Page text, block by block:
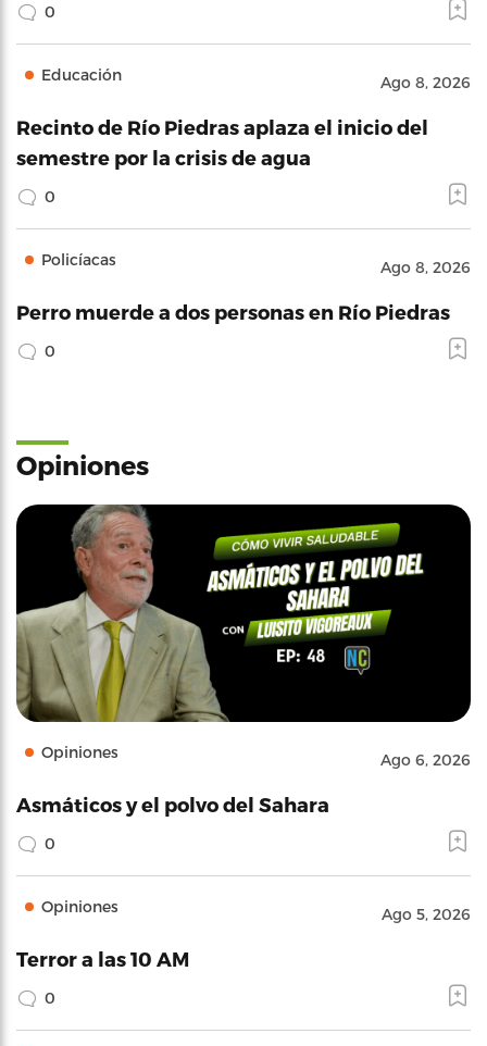
0
Educación Ago 8, 2026
Recinto de Río Piedras aplaza el inicio del
semestre por la crisis de agua
0
Policíacas Ago 8, 2026
Perro muerde a dos personas en Río Piedras
0
Opiniones
Opiniones Ago 6, 2026
Asmáticos y el polvo del Sahara
0
Opiniones Ago 5, 2026
Terror a las 10 AM
0